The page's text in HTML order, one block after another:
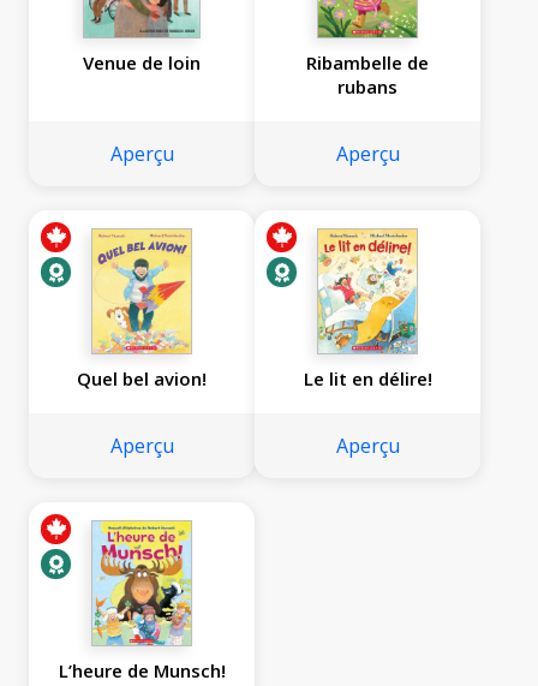
Venue de loin
Aperçu
Ribambelle de
rubans
Aperçu
Quel bel avion!
Aperçu
Le lit en délire!
Aperçu
L’heure de Munsch!